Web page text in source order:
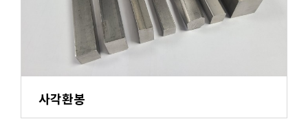
사각환봉